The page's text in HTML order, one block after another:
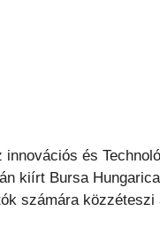
és
kiírt Bursa
számára